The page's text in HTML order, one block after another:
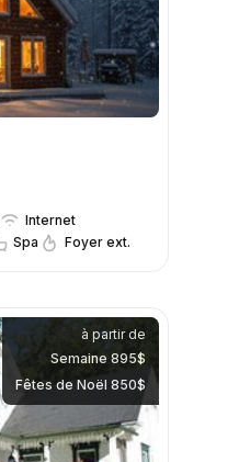
Internet
Spa Foyer ext.
à partir de
Semaine 895$
Fêtes de Noël 850$